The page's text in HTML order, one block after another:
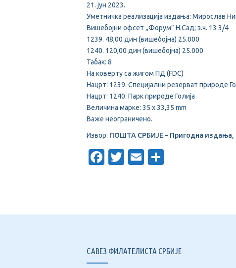
21. јун 2023.
Уметничка реализација издања: Мирослав
Вишебојни офсет „Форум” Н.Сад; з.ч. 13 3/4
1239. 48,00 дин (вишебојна) 25.000
1240. 120,00 дин (вишебојна) 25.000
Табак: 8
На коверту са жигом ПД (FDC)
Нацрт: 1239. Специјални резерват природе
Нацрт: 1240. Парк природе Голија
Величина марке: 35 x 33,35 mm
Важе неограничено.
Извор: ПОШТА СРБИЈЕ – Пригодна издања,
Facebook
Twitter
Email
САВЕЗ ФИЛАТЕЛИСТА СРБИЈЕ